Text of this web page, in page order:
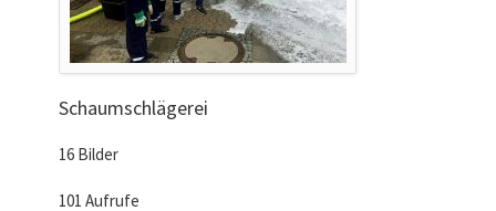
Schaumschlägerei
16 Bilder
101 Aufrufe